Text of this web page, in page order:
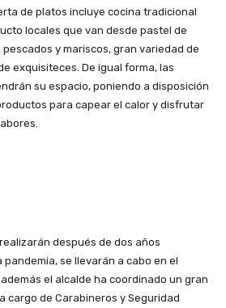
de platos incluye cocina tradicional
locales que van desde pastel de
y mariscos, gran variedad de
exquisiteces. De igual forma, las
su espacio, poniendo a disposición
para capear el calor y disfrutar
después de dos años
se llevarán a cabo en el
el alcalde ha coordinado un gran
cargo de Carabineros y Seguridad